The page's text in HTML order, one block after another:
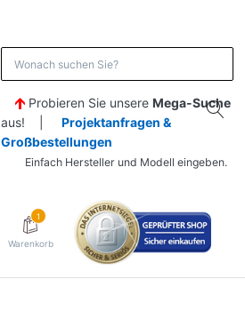
Probieren Sie unsere Mega-Suche
aus! | Projektanfragen &
Großbestellungen
Einfach Hersteller und Modell eingeben.
1
Warenkorb